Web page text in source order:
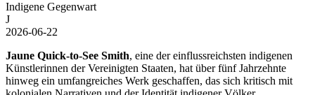
Indigene Gegenwart
J
2026-06-22
Jaune Quick-to-See Smith, eine der einflussreichsten indigenen
Künstlerinnen der Vereinigten Staaten, hat über fünf Jahrzehnte
hinweg ein umfangreiches Werk geschaffen, das sich kritisch mit